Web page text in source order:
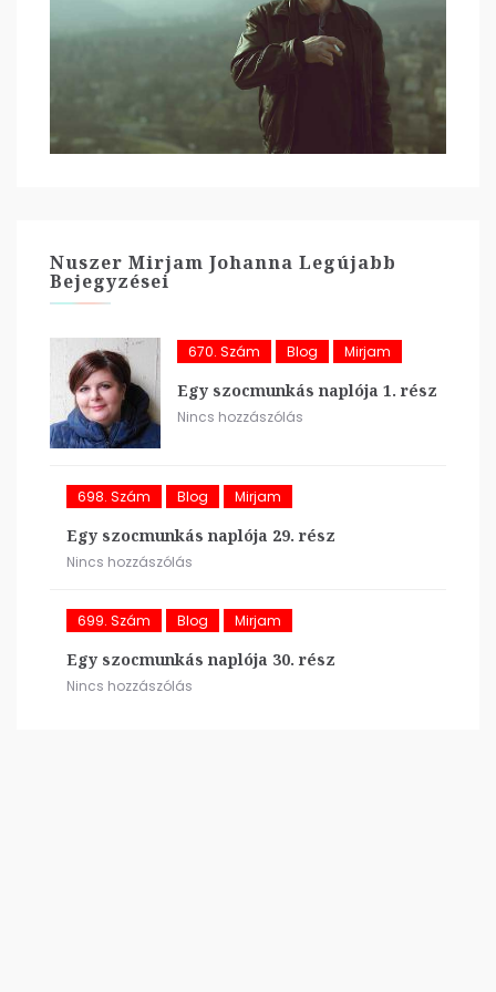
Nuszer Mirjam Johanna Legújabb
Bejegyzései
670. Szám Blog Mirjam
Egy szocmunkás naplója 1. rész
Nincs hozzászólás
698. Szám Blog Mirjam
Egy szocmunkás naplója 29. rész
Nincs hozzászólás
699. Szám Blog Mirjam
Egy szocmunkás naplója 30. rész
Nincs hozzászólás